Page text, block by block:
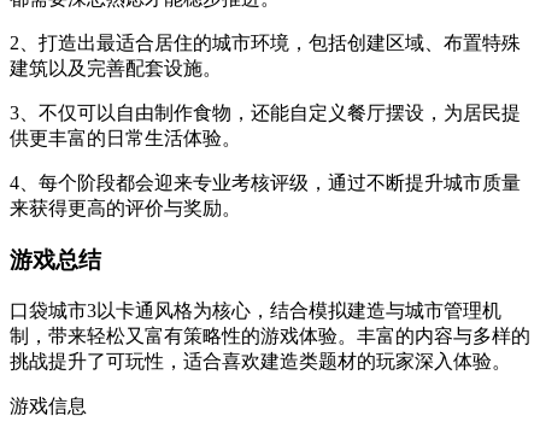
2、打造出最适合居住的城市环境，包括创建区域、布置特殊
建筑以及完善配套设施。
3、不仅可以自由制作食物，还能自定义餐厅摆设，为居民提
供更丰富的日常生活体验。
4、每个阶段都会迎来专业考核评级，通过不断提升城市质量
来获得更高的评价与奖励。
游戏总结
口袋城市3以卡通风格为核心，结合模拟建造与城市管理机
制，带来轻松又富有策略性的游戏体验。丰富的内容与多样的
挑战提升了可玩性，适合喜欢建造类题材的玩家深入体验。
游戏信息